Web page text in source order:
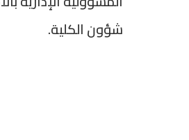
شؤون الكلية.